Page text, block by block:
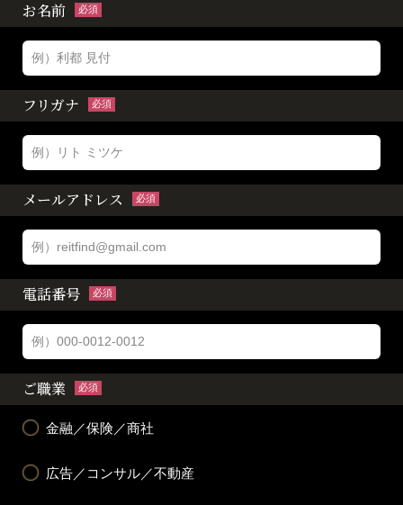
お名前 必須
フリガナ 必須
メールアドレス 必須
電話番号 必須
ご職業 必須
金融／保険／商社
広告／コンサル／不動産